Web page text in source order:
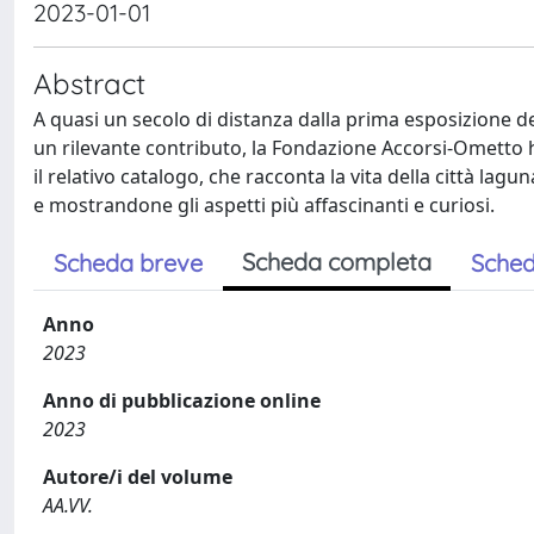
2023-01-01
Abstract
A quasi un secolo di distanza dalla prima esposizione
un rilevante contributo, la Fondazione Accorsi-
il relativo catalogo, che racconta la vita della città
e mostrandone gli aspetti più affascinanti e curiosi.
Scheda breve Scheda completa
Anno
2023
Anno di pubblicazione online
2023
Autore/i del volume
AA.VV.